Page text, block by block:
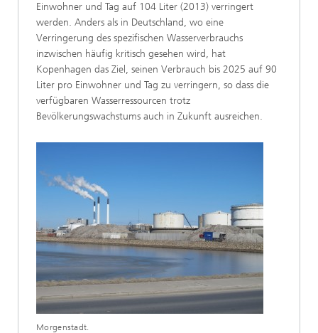
Einwohner und Tag auf 104 Liter (2013) verringert
werden. Anders als in Deutschland, wo eine
Verringerung des spezifischen Wasserverbrauchs
inzwischen häufig kritisch gesehen wird, hat
Kopenhagen das Ziel, seinen Verbrauch bis 2025 auf 90
Liter pro Einwohner und Tag zu verringern, so dass die
verfügbaren Wasserressourcen trotz
Bevölkerungswachstums auch in Zukunft ausreichen.
Morgenstadt.